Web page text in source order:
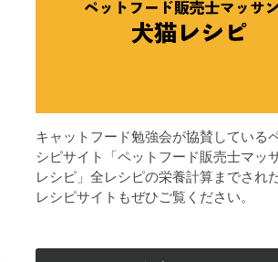
キャットフード勉強会が協賛している
シピサイト「ペットフード販売士マッ
レシピ」全レシピの栄養計算までされ
レシピサイトもぜひご覧ください。